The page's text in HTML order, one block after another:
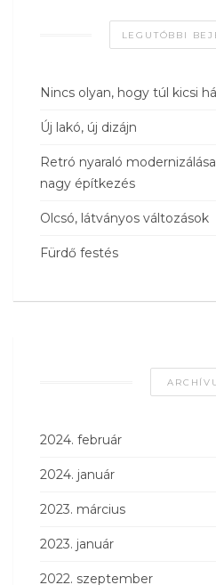
LEGUTÓBBI
Nincs olyan, hogy túl kicsi
Új lakó, új dizájn
Retró nyaraló
nagy építkezés
Olcsó, látványos változások
Fürdő festés
2024. február
2024. január
2023. március
2023. január
2022. szeptember